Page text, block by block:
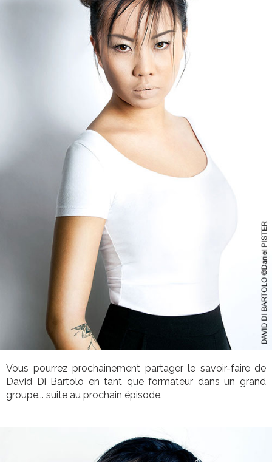
Vous pourrez prochainement partager le savoir-faire de
David Di Bartolo en tant que formateur dans un grand
groupe... suite au prochain épisode.